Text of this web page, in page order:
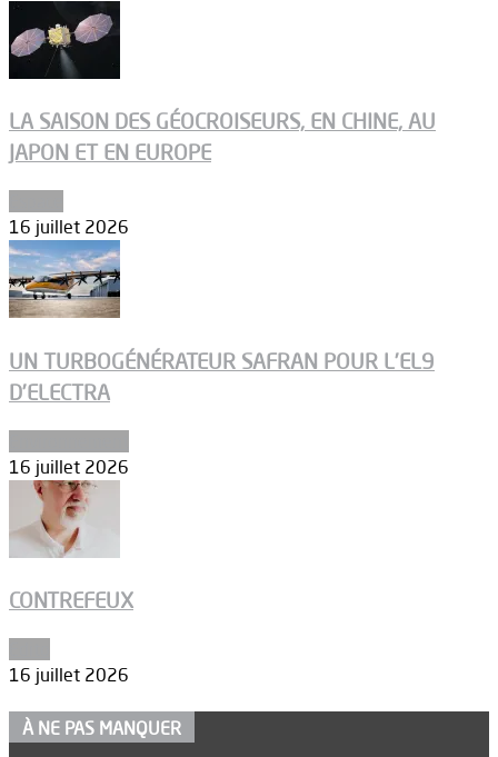
LA SAISON DES GÉOCROISEURS, EN CHINE, AU
JAPON ET EN EUROPE
16 juillet 2026
UN TURBOGÉNÉRATEUR SAFRAN POUR L’EL9
D’ELECTRA
16 juillet 2026
CONTREFEUX
16 juillet 2026
À NE PAS MANQUER